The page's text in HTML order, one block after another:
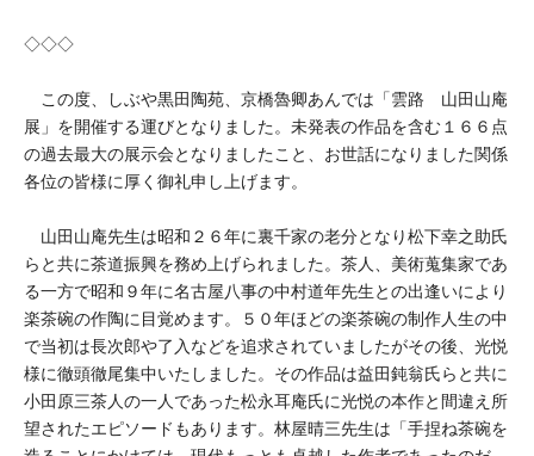
◇◇◇
この度、しぶや黒田陶苑、京橋魯卿あんでは「雲路 山田山庵
展」を開催する運びとなりました。未発表の作品を含む１６６点
の過去最大の展示会となりましたこと、お世話になりました関係
各位の皆様に厚く御礼申し上げます。
山田山庵先生は昭和２６年に裏千家の老分となり松下幸之助氏
らと共に茶道振興を務め上げられました。茶人、美術蒐集家であ
る一方で昭和９年に名古屋八事の中村道年先生との出逢いにより
楽茶碗の作陶に目覚めます。５０年ほどの楽茶碗の制作人生の中
で当初は長次郎や了入などを追求されていましたがその後、光悦
様に徹頭徹尾集中いたしました。その作品は益田鈍翁氏らと共に
小田原三茶人の一人であった松永耳庵氏に光悦の本作と間違え所
望されたエピソードもあります。林屋晴三先生は「手捏ね茶碗を